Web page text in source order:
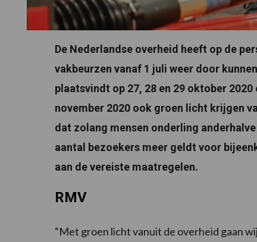
De Nederlandse overheid heeft op de
vakbeurzen vanaf 1 juli weer door
plaatsvindt op 27, 28 en 29 oktober
november 2020 ook groen licht krijgen
dat zolang mensen onderling
aantal bezoekers meer geldt voor
aan de vereiste maatregelen.
RMV
“Met groen licht vanuit de overheid gaan